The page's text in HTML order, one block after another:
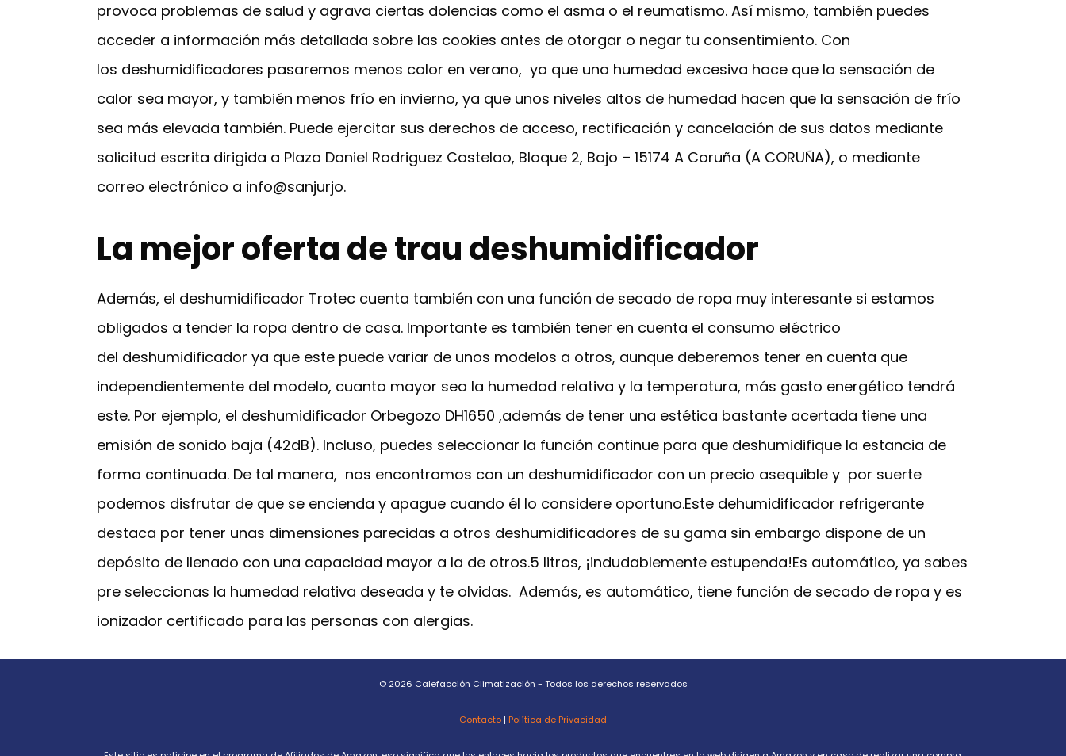
provoca problemas de salud y agrava ciertas dolencias como el asma o el reumatismo. Así mismo, también puedes
acceder a información más detallada sobre las cookies antes de otorgar o negar tu consentimiento. Con
los deshumidificadores pasaremos menos calor en verano, ya que una humedad excesiva hace que la sensación de
calor sea mayor, y también menos frío en invierno, ya que unos niveles altos de humedad hacen que la sensación de frío
sea más elevada también. Puede ejercitar sus derechos de acceso, rectificación y cancelación de sus datos mediante
solicitud escrita dirigida a Plaza Daniel Rodriguez Castelao, Bloque 2, Bajo – 15174 A Coruña (A CORUÑA), o mediante
correo electrónico a info@sanjurjo.
La mejor oferta de trau deshumidificador
Además, el deshumidificador Trotec cuenta también con una función de secado de ropa muy interesante si estamos
obligados a tender la ropa dentro de casa. Importante es también tener en cuenta el consumo eléctrico
del deshumidificador ya que este puede variar de unos modelos a otros, aunque deberemos tener en cuenta que
independientemente del modelo, cuanto mayor sea la humedad relativa y la temperatura, más gasto energético tendrá
este. Por ejemplo, el deshumidificador Orbegozo DH1650 ,además de tener una estética bastante acertada tiene una
emisión de sonido baja (42dB). Incluso, puedes seleccionar la función continue para que deshumidifique la estancia de
forma continuada. De tal manera, nos encontramos con un deshumidificador con un precio asequible y por suerte
podemos disfrutar de que se encienda y apague cuando él lo considere oportuno.Este dehumidificador refrigerante
destaca por tener unas dimensiones parecidas a otros deshumidificadores de su gama sin embargo dispone de un
depósito de llenado con una capacidad mayor a la de otros.5 litros, ¡indudablemente estupenda!Es automático, ya sabes
pre seleccionas la humedad relativa deseada y te olvidas. Además, es automático, tiene función de secado de ropa y es
ionizador certificado para las personas con alergias.
© 2026 Calefacción Climatización - Todos los derechos reservados
Contacto | Política de Privacidad